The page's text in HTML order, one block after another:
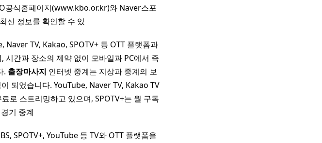
공식홈페이지(www.kbo.or.kr)와 Naver스포
신 정보를 확인할 수 있
Naver TV, Kakao, SPOTV+ 등 OTT 플랫폼과
간과 장소의 제약 없이 모바일과 PC에서 즉
. 출장마사지 인터넷 중계는 지상파 중계의 보
되었습니다. YouTube, Naver TV, Kakao TV
로 스트리밍하고 있으며, SPOTV+는 월 구독
기 중계
SPOTV+, YouTube 등 TV와 OTT 플랫폼을